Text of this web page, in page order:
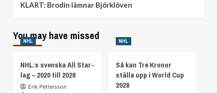
KLART: Brodin lämnar Björklöven
You may have missed
NHL
NHL:s svenska All Star-
lag – 2020 till 2026
Erik Pettersson
NHL
Så kan Tre Kronor
ställa upp i World Cup
2028